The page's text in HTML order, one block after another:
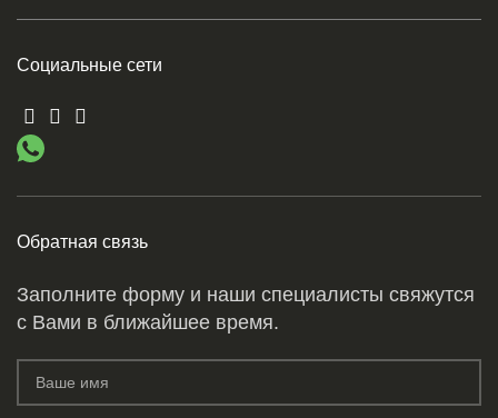
Социальные сети
Обратная связь
Заполните форму и наши специалисты свяжутся
с Вами в ближайшее время.